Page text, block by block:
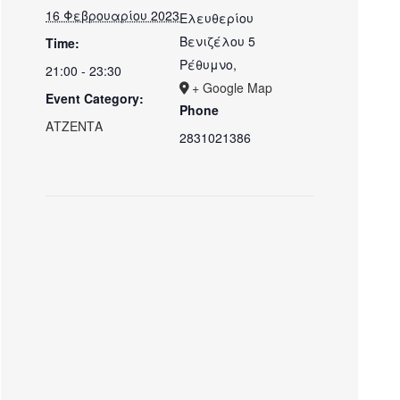
16 Φεβρουαρίου 2023
Time:
21:00 - 23:30
Event Category:
ΑΤΖΕΝΤΑ
Ελευθερίου
Βενιζέλου 5
Ρέθυμνο,
+ Google Map
Phone
2831021386